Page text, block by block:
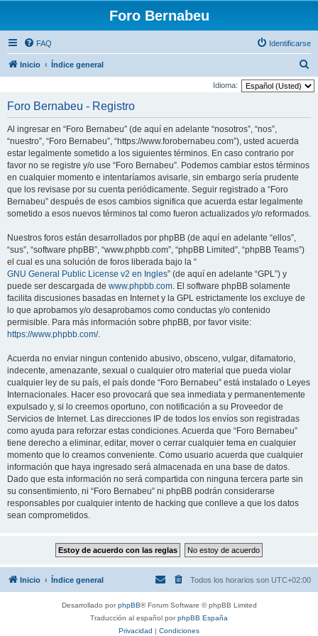
Foro Bernabeu
FAQ Identificarse
Inicio Índice general
u
Idioma:
Foro Bernabeu - Registro
Al ingresar en “Foro Bernabeu” (de aquí en adelante “nosotros”, “nos”,
“nuestro”, “Foro Bernabeu”, “https://www.forobernabeu.com”), usted acuerda
estar legalmente sometido a los siguientes términos. En caso contrario por
favor no se registre y/o use “Foro Bernabeu”. Podemos cambiar estos términos
en cualquier momento e intentaríamos avisarle, sin embargo sería prudente
que los revisase por su cuenta periódicamente. Seguir registrado a “Foro
Bernabeu” después de esos cambios significa que acuerda estar legalmente
sometido a esos nuevos términos tal como fueron actualizados y/o reformados.
Nuestros foros están desarrollados por phpBB (de aquí en adelante “ellos”,
“sus”, “software phpBB”, “www.phpbb.com”, “phpBB Limited”, “phpBB Teams”)
el cual es una solución de foros liberada bajo la “
GNU General Public License v2 en Ingles” (de aquí en adelante “GPL”) y
puede ser descargada de www.phpbb.com. El software phpBB solamente
facilita discusiones basadas en Internet y la GPL estrictamente los excluye de
lo que aprobamos y/o desaprobamos como conductas y/o contenido
permisible. Para más información sobre phpBB, por favor visite:
https://www.phpbb.com/.
Acuerda no enviar ningun contenido abusivo, obsceno, vulgar, difamatorio,
indecente, amenazante, sexual o cualquier otro material que pueda violar
cualquier ley de su país, el país donde “Foro Bernabeu” está instalado o Leyes
Internacionales. Hacer eso provocará que sea inmediata y permanentemente
expulsado y, si lo creemos oportuno, con notificación a su Proveedor de
Servicios de Internet. Las direcciones IP de todos los envíos son registradas
como ayuda para reforzar estas condiciones. Acuerda que “Foro Bernabeu”
tiene derecho a eliminar, editar, mover o cerrar cualquier tema en cualquier
momento que lo creamos conveniente. Como usuario acuerda que cualquier
información que haya ingresado será almacenada en una base de datos.
Dado que esta información no será compartida con ninguna tercera parte sin
su consentimiento, ni “Foro Bernabeu” ni phpBB podrán considerarse
responsables por cualquier intento de hacking que conlleve a que los datos
sean comprometidos.
Inicio Índice general Todos los horarios son UTC+02:00
Desarrollado porphpBB® Forum Software © phpBB Limited
Traducción al español porphpBB España
Privacidad | Condiciones